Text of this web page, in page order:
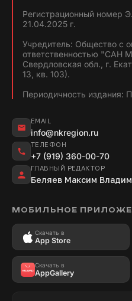
Регистрационный номер
21.04.2025 г.
Учредитель: Общество с
ответственностью
Свердловская обл., г.
13, кв. 103).
Периодичность издания:
EMAIL
info@nkregion.ru
ТЕЛЕФОН
+7 (919) 360-00-70
ГЛАВНЫЙ РЕДАКТОР
Беляев Максим
МОБИЛЬНОЕ
Скачать в
App Store
Скачать в
AppGallery